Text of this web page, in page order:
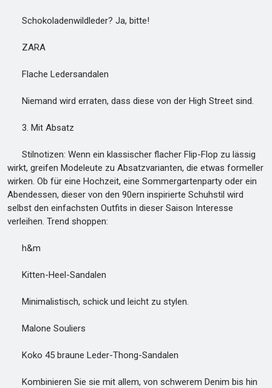
Schokoladenwildleder? Ja, bitte!
ZARA
Flache Ledersandalen
Niemand wird erraten, dass diese von der High Street sind.
3. Mit Absatz
Stilnotizen: Wenn ein klassischer flacher Flip-Flop zu lässig
wirkt, greifen Modeleute zu Absatzvarianten, die etwas formeller
wirken. Ob für eine Hochzeit, eine Sommergartenparty oder ein
Abendessen, dieser von den 90ern inspirierte Schuhstil wird
selbst den einfachsten Outfits in dieser Saison Interesse
verleihen. Trend shoppen:
h&m
Kitten-Heel-Sandalen
Minimalistisch, schick und leicht zu stylen.
Malone Souliers
Koko 45 braune Leder-Thong-Sandalen
Kombinieren Sie sie mit allem, von schwerem Denim bis hin